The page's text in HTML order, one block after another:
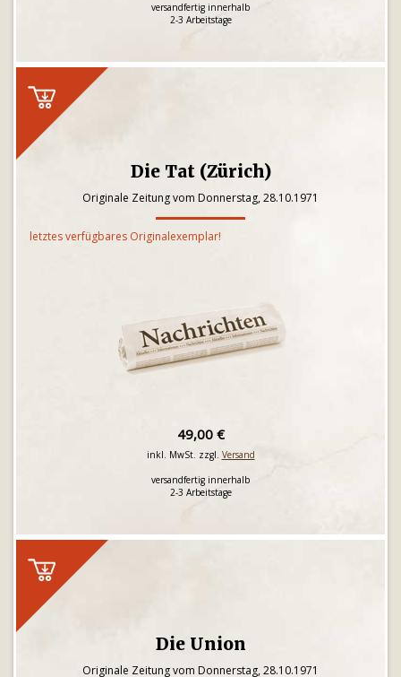
versandfertig innerhalb
2-3 Arbeitstage
Die Tat (Zürich)
Originale Zeitung vom Donnerstag, 28.10.1971
letztes verfügbares Originalexemplar!
49,00 €
inkl. MwSt. zzgl. Versand
versandfertig innerhalb
2-3 Arbeitstage
Die Union
Originale Zeitung vom Donnerstag, 28.10.1971